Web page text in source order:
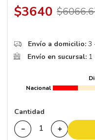
$3640 $6066.
Envío a domicilio: 3
Envío en sucursal: 1
Nacional
Cantidad
＋
－